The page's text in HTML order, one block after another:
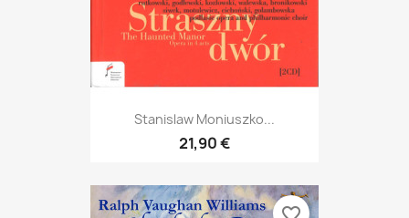
Stanislaw Moniuszko...
21,90 €